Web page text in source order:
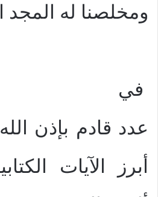
ومخلصنا له المجد
في
عدد قادم بإذن
أبرز الآيات